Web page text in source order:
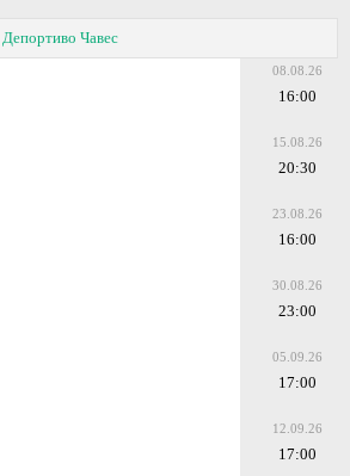
Депортиво Чавес
08.08.26
16:00
15.08.26
20:30
23.08.26
16:00
30.08.26
23:00
05.09.26
17:00
12.09.26
17:00